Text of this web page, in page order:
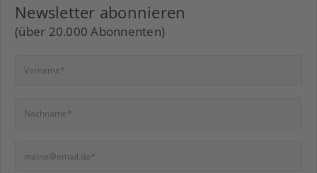
Newsletter abonnieren
(über 20.000 Abonnenten)